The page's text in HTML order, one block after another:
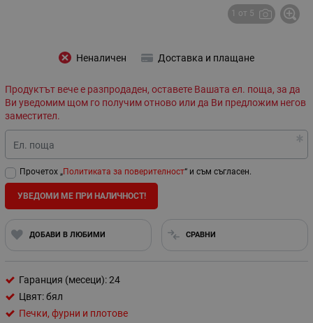
1 от 5
Неналичен Доставка и плащане
Продуктът вече е разпродаден, оставете Вашата ел. поща, за да
Ви уведомим щом го получим отново или да Ви предложим негов
заместител.
Ел. поща
Прочетох „Политиката за поверителност“ и съм съгласен.
УВЕДОМИ МЕ ПРИ НАЛИЧНОСТ!
ДОБАВИ В ЛЮБИМИ СРАВНИ
Гаранция (месеци): 24
Цвят: бял
Печки, фурни и плотове